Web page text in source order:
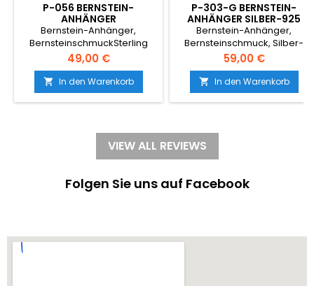
P-056 BERNSTEIN-
ANHÄNGER
BERNSTEINENGEL SILBER-
925 COGNAC-GELB ENGEL
ELEGANT MODERN ZEITLOS
VERSPIELT
Bernstein-Anhänger,
BernsteinschmuckSterling
Silber,925 nickelfreiechter
NaturbernsteinFarbe:
cognac, Größe: S, kleinEngel
elegant modern zeitlos
verspielt
Preis
49,00 €
 In den Warenkorb
P-303-G BERNSTEIN-
ANHÄNGER SILBER-925
GRÜN ELEGANT ZEITLOS
RUSTIKAL ALTSILBER
TRACHTENSCHMUCK
BLATT-DEKOR
Bernstein-Anhänger,
Bernsteinschmuck, Silber-
925Sterling Silber,925
nickelfreiechter
NaturbernsteinFarbe:
mittelgroßelegant zeitlos
rustikal Altsilber
Preis
59,00 €
 In den Warenkorb
VIEW ALL REVIEWS
Folgen Sie uns auf Facebook